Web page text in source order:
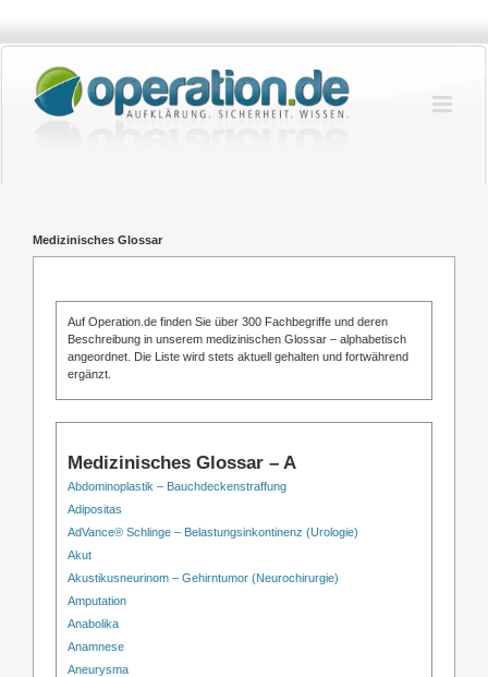
springen
Medizinisches Glossar
Auf Operation.de finden Sie über 300 Fachbegriffe und deren
Beschreibung in unserem medizinischen Glossar – alphabetisch
angeordnet. Die Liste wird stets aktuell gehalten und fortwährend
ergänzt.
Medizinisches Glossar – A
Abdominoplastik – Bauchdeckenstraffung
Adipositas
AdVance® Schlinge – Belastungsinkontinenz (Urologie)
Akut
Akustikusneurinom – Gehirntumor (Neurochirurgie)
Amputation
Anabolika
Anamnese
Aneurysma